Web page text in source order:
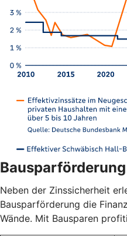
Neben der Zinssicherheit
Bausparförderung die
Wände. Mit Bausparen